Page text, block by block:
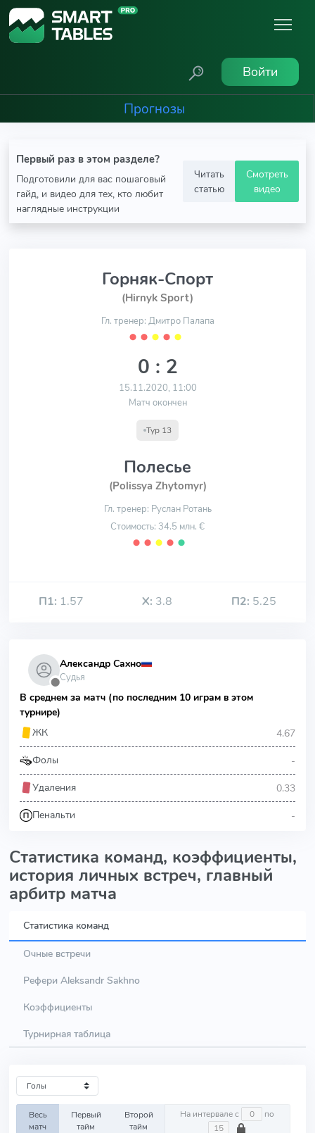
Войти
Прогнозы
Первый раз в этом разделе?
Подготовили для вас пошаговый
гайд, и видео для тех, кто любит
наглядные инструкции
Читать
статью
Смотреть
видео
Горняк-Спорт
(Hirnyk Sport)
Гл. тренер: Дмитро Палапа
⬤ ⬤ ⬤ ⬤ ⬤
0 : 2
15.11.2020, 11:00
Матч окончен
Тур 13
Полесье
(Polissya Zhytomyr)
Гл. тренер: Руслан Ротань
Стоимость: 34.5 млн. €
⬤ ⬤ ⬤ ⬤ ⬤
П1: 1.57 Х: 3.8 П2: 5.25
⬤
Александр Сахно
Судья
В среднем за матч (по последним 10 играм в этом
турнире)
ЖК
4.67
Фолы -
Удаления 0.33
Пенальти -
Статистика команд, коэффициенты,
история личных встреч, главный
арбитр матча
Статистика команд
Очные встречи
Рефери Aleksandr Sakhno
Коэффициенты
Турнирная таблица
Весь
матч
Первый
тайм
Второй
тайм
На интервале с по